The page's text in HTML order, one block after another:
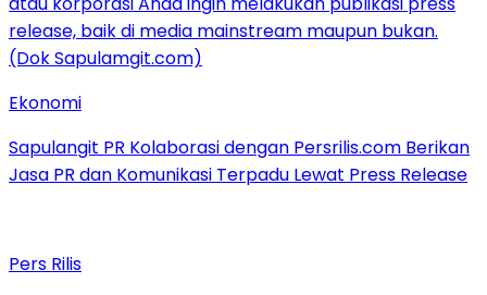
Ekonomi
Sapulangit PR Kolaborasi dengan Persrilis.com Berikan
Jasa PR dan Komunikasi Terpadu Lewat Press Release
Pers Rilis